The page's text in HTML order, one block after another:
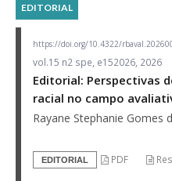
EDITORIAL
https://doi.org/10.4322/
vol.15 n2 spe, e152026, 2026
Editorial: Perspectivas
racial no campo
Rayane Stephanie Gomes
EDITORIAL PDF